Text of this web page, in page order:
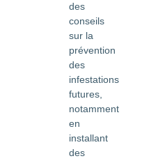
des
conseils
sur la
prévention
des
infestations
futures,
notamment
en
installant
des